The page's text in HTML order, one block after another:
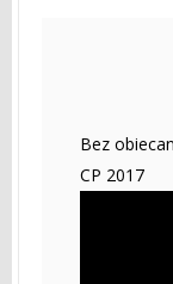
Bez
CP 2017